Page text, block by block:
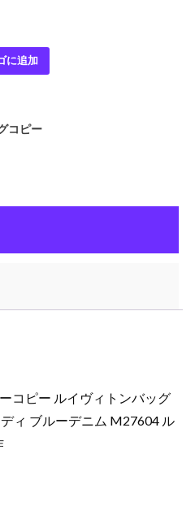
に追加
コピー
コピー ルイヴィトンバッグ
ィ ブルーデニム M27604 ル